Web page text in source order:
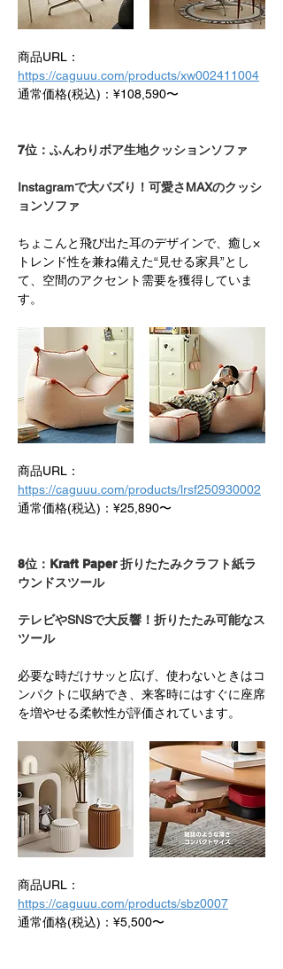
商品URL：
https://caguuu.com/products/xw002411004
通常価格(税込)：¥108,590〜
7位：ふんわりボア生地クッションソファ
Instagramで大バズり！可愛さMAXのクッシ
ョンソファ
ちょこんと飛び出た耳のデザインで、癒し×
トレンド性を兼ね備えた“見せる家具”とし
て、空間のアクセント需要を獲得していま
す。
商品URL：
https://caguuu.com/products/lrsf250930002
通常価格(税込)：¥25,890〜
8位：Kraft Paper 折りたたみクラフト紙ラ
ウンドスツール
テレビやSNSで大反響！折りたたみ可能なス
ツール
必要な時だけサッと広げ、使わないときはコ
ンパクトに収納でき、来客時にはすぐに座席
を増やせる柔軟性が評価されています。
商品URL：
https://caguuu.com/products/sbz0007
通常価格(税込)：¥5,500〜